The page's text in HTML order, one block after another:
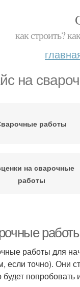
как строить?
на
работы
на сварочные
работы
работы
работы для
если точно). Они
попробовать